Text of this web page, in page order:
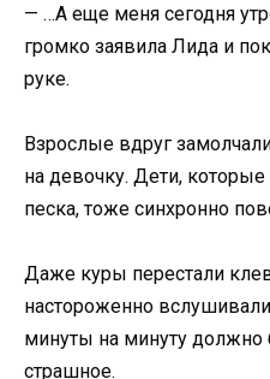
— …А еще меня сегодня
громко заявила Лида и
руке.
Взрослые вдруг
на девочку. Дети,
песка, тоже синхронно
Даже куры перестали
настороженно
минуты на минуту должно
страшное.